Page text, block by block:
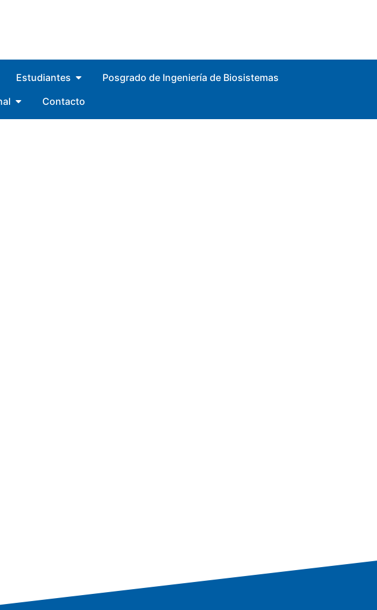
Estudiantes
Posgrado de Ingeniería de Biosistemas
Contacto